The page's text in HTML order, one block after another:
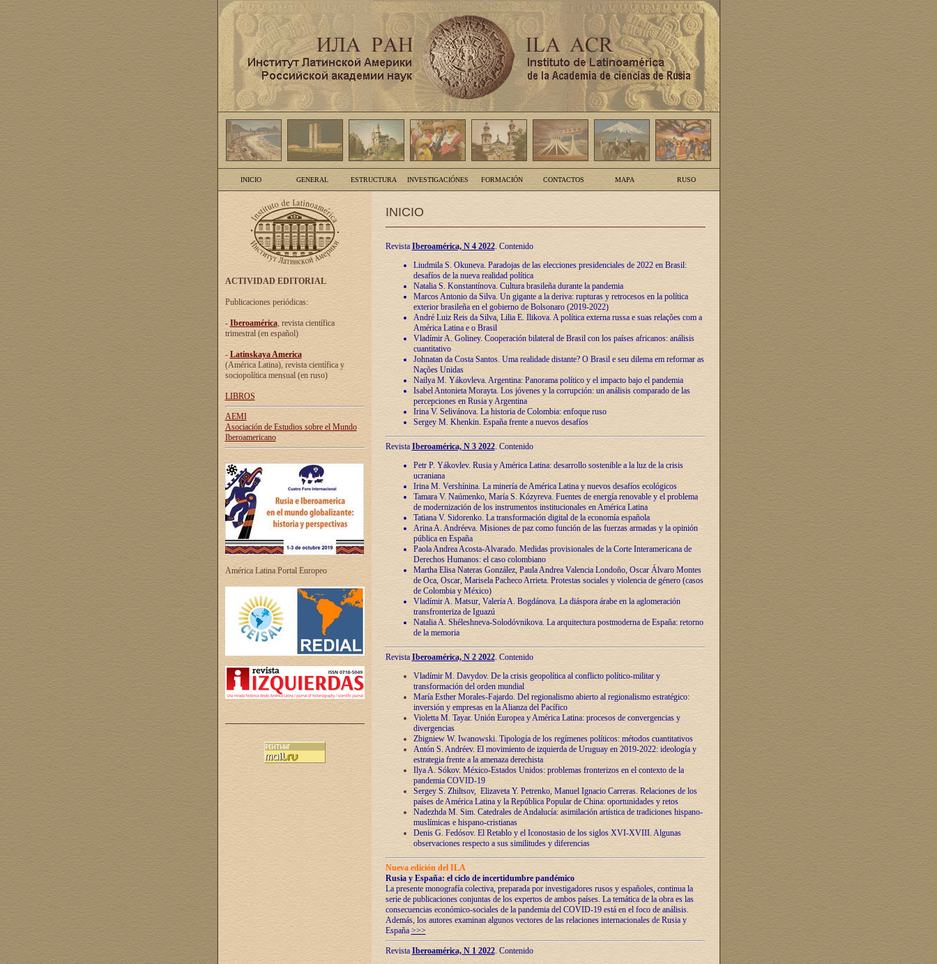
INICIO GENERAL ESTRUCTURA INVESTIGACIÓNES FORMACIÓN CONTACTOS MAPA RUSO
ACTIVIDAD EDITORIAL
Publicaciones periódicas:
- Iberoamérica, revista científica
trimestral (en español)
- Latinskaya America
(América Latina), revista científica y
sociopolítica mensual (en ruso)
LIBROS
AEMI
Asociación de Estudios sobre el Mundo
Iberoamericano
América Latina Portal Europeo
INICIO
Revista Iberoamérica, N 4 2022. Contenido
Liudmila S. Okuneva. Paradojas de las elecciones presidenciales de 2022 en Brasil:
desafíos de la nueva realidad política
Natalia S. Konstantínova. Cultura brasileña durante la pandemia
Marcos Antonio da Silva. Un gigante a la deriva: rupturas y retrocesos en la política
exterior brasileña en el gobierno de Bolsonaro (2019-2022)
André Luiz Reis da Silva, Lilia E. Ilikova. A política externa russa e suas relações com a
América Latina e o Brasil
Vladímir A. Goliney. Cooperación bilateral de Brasil con los países africanos: análisis
cuantitativo
Johnatan da Costa Santos. Uma realidade distante? O Brasil e seu dilema em reformar as
Nações Unidas
Nailya M. Yákovleva. Argentina: Panorama político y el impacto bajo el pandemia
Isabel Antonieta Morayta. Los jóvenes y la corrupción: un análisis comparado de las
percepciones en Rusia y Argentina
Irina V. Selivánova. La historia de Colombia: enfoque ruso
Sergey M. Khenkin. España frente a nuevos desafíos
Revista Iberoamérica, N 3 2022. Contenido
Petr P. Yákovlev. Rusia y América Latina: desarrollo sostenible a la luz de la crisis
ucraniana
Irina M. Vershínina. La minería de América Latina y nuevos desafíos ecológicos
Tamara V. Naúmenko, María S. Kózyreva. Fuentes de energía renovable y el problema
de modernización de los instrumentos institucionales en América Latina
Tatiana V. Sidorenko. La transformación digital de la economía española
Arina A. Andréeva. Misiones de paz como función de las fuerzas armadas y la opinión
pública en España
Paola Andrea Acosta-Alvarado. Medidas provisionales de la Corte Interamericana de
Derechos Humanos: el caso colombiano
Martha Elisa Nateras González, Paula Andrea Valencia Londoño, Oscar Álvaro Montes
de Oca, Oscar, Marisela Pacheco Arrieta. Protestas sociales y violencia de género (casos
de Colombia y México)
Vladímir A. Matsur, Valería A. Bogdánova. La diáspora árabe en la aglomeración
transfronteriza de Iguazú
Natalia A. Shéleshneva-Solodóvnikova. La arquitectura postmoderna de España: retorno
de la memoria
Revista Iberoamérica, N 2 2022. Contenido
Vladímir M. Davydov. De la crisis geopolítica al conflicto político-militar y
transformación del orden mundial
María Esther Morales-Fajardo. Del regionalismo abierto al regionalismo estratégico:
inversión y empresas en la Alianza del Pacífico
Violetta M. Tayar. Unión Europea y América Latina: procesos de convergencias y
divergencias
Zbigniew W. Iwanowski. Tipología de los regímenes políticos: métodos cuantitativos
Antón S. Andréev. El movimiento de izquierda de Uruguay en 2019-2022: ideología y
estrategia frente a la amenaza derechista
Ilya A. Sókov. México-Estados Unidos: problemas fronterizos en el contexto de la
pandemia COVID-19
Sergey S. Zhiltsov, Elizaveta Y. Petrenko, Manuel Ignacio Carreras. Relaciones de los
países de América Latina y la República Popular de China: oportunidades y retos
Nadezhda M. Sim. Catedrales de Andalucía: asimilación artística de tradiciones hispano-
muslímicas e hispano-cristianas
Denis G. Fedósov. El Retablo y el Iconostasio de los siglos XVI-XVIII. Algunas
observaciones respecto a sus similitudes y diferencias
Nueva edición del ILA
Rusia y España: el ciclo de incertidumbre pandémico
La presente monografía colectiva, preparada por investigadores rusos y españoles, continua la
serie de publicaciones conjuntas de los expertos de ambos países. La temática de la obra es las
consecuencias económico-sociales de la pandemia del COVID-19 está en el foco de análisis.
Además, los autores examinan algunos vectores de las relaciones internacionales de Rusia y
España >>>
Revista Iberoamérica, N 1 2022. Contenido